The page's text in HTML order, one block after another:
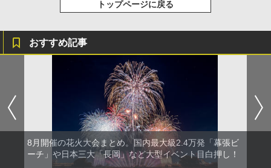
トップページに戻る
おすすめ記事
8月開催の花火大会まとめ。国内最大級2.4万発「幕張ビ
ーチ」や日本三大「長岡」など大型イベント目白押し！